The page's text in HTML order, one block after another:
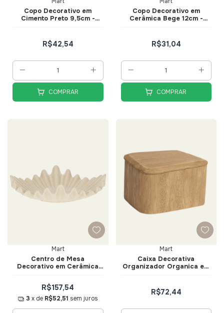
Copo Decorativo em
Cimento Preto 9,5cm -
R$42,54
COMPRAR
Copo Decorativo em
Cerâmica Bege 12cm -
R$31,04
COMPRAR
Mart
Centro de Mesa
Decorativo em Cerâmica
R$157,54
3 x de R$52,51 sem juros
Mart
Caixa Decorativa
Organizador Organica em
R$72,44